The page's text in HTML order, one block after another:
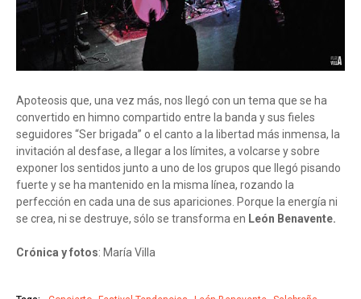
Apoteosis que, una vez más, nos llegó con un tema que se ha
convertido en himno compartido entre la banda y sus fieles
seguidores “Ser brigada” o el canto a la libertad más inmensa, la
invitación al desfase, a llegar a los límites, a volcarse y sobre
exponer los sentidos junto a uno de los grupos que llegó pisando
fuerte y se ha mantenido en la misma línea, rozando la
perfección en cada una de sus apariciones. Porque la energía ni
se crea, ni se destruye, sólo se transforma en León Benavente.
Crónica y fotos: María Villa